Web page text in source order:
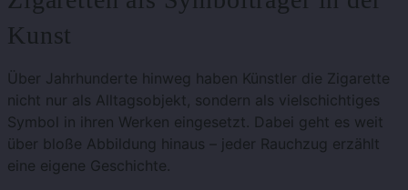
Kunst
Über Jahrhunderte hinweg haben Künstler die Zigarette
nicht nur als Alltagsobjekt, sondern als vielschichtiges
Symbol in ihren Werken eingesetzt. Dabei geht es weit
über bloße Abbildung hinaus – jeder Rauchzug erzählt
eine eigene Geschichte.